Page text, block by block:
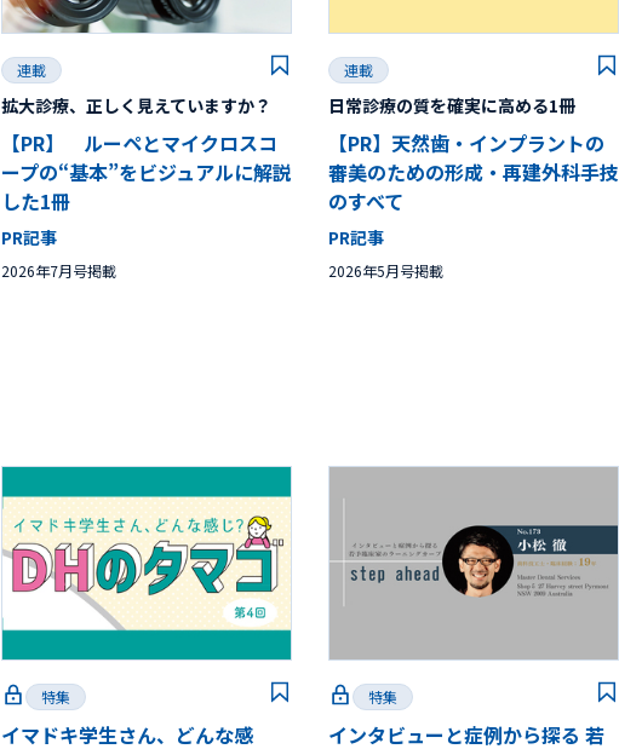
連載
拡大診療、正しく見えていますか？
【PR】 ルーペとマイクロスコ
ープの“基本”をビジュアルに解説
した1冊
PR記事
2026年7月号掲載
連載
日常診療の質を確実に高める1冊
【PR】天然歯・インプラントの
審美のための形成・再建外科手技
のすべて
PR記事
2026年5月号掲載
特集
イマドキ学生さん、どんな感
特集
インタビューと症例から探る 若